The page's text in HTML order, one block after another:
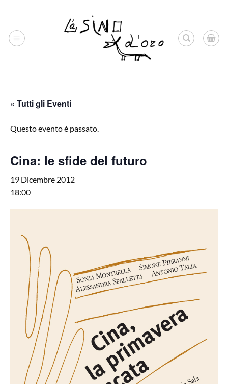
contenuti
« Tutti gli Eventi
Questo evento è passato.
Cina: le sfide del futuro
19 Dicembre 2012
18:00